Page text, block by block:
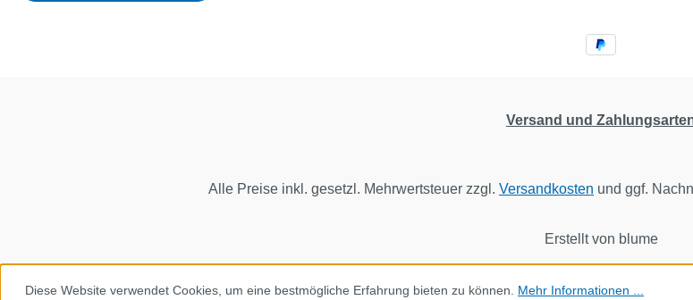
Versand und
Alle Preise inkl. gesetzl. Mehrwertsteuer zzgl. Versandkosten und ggf.
Erstellt von blume
Diese Website verwendet Cookies, um eine bestmögliche Erfahrung bieten zu können. Mehr Informationen ...